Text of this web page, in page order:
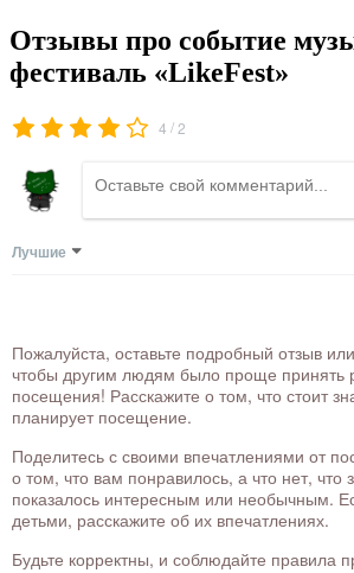
Отзывы про событие
фестиваль «LikeFest»
4 /2
Лучшие
Пожалуйста, оставьте подробный отзыв
чтобы другим людям было проще принять
посещения! Расскажите о том, что стоит
планирует посещение.
Поделитесь с своими впечатлениями от
о том, что вам понравилось, а что нет, что
показалось интересным или необычным.
детьми, расскажите об их впечатлениях.
Будьте корректны, и соблюдайте правила